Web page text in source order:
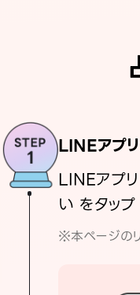
LINEアプ
LINEアプ
い をタップ
※本ページの